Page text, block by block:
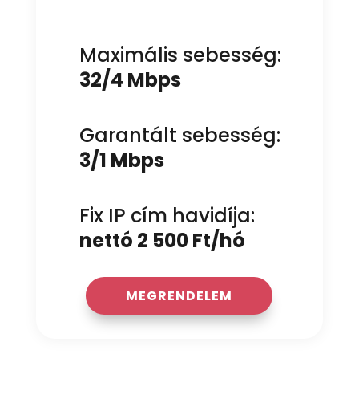
Maximális sebesség:
32/4 Mbps
Garantált sebesség:
3/1 Mbps
Fix IP cím havidíja:
nettó 2 500 Ft/hó
MEGRENDELEM